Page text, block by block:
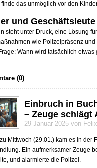
finde das unmöglich vor den
und
steht unter Druck, eine Lösung
wie Polizeipräsenz
Wann wird tatsächlich
(0)
Einbruch in
– Zeuge schlägt
29 Januar 2025 von
Mittwoch (29.01.) kam es in
Ein aufmerksamer Zeuge
und alarmierte die Polizei.